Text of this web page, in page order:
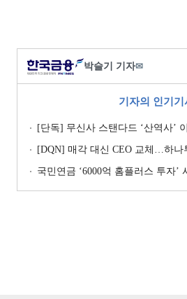
박슬기 기자✉
기자의 인기기
[단독] 무신사 스탠다드 ‘산역사’ 이건오 퇴사
[DQN] 매각 대신 CEO 교체…하나투어 ‘조좌진 카드’의
국민연금 ‘6000억 홈플러스 투자’ 사실상 전